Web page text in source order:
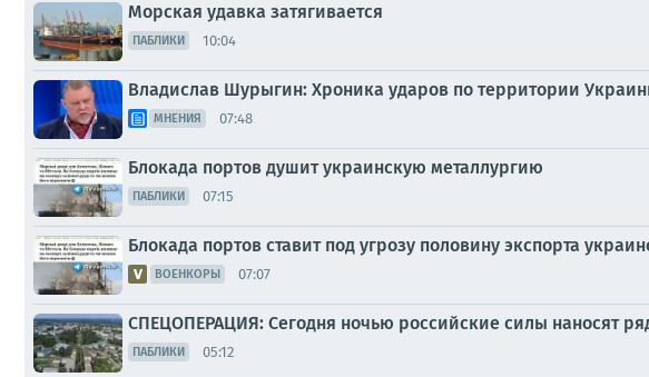
Морская удавка затягивается
ПАБЛИКИ 10:04
Владислав Шурыгин: Хроника ударов по территории Украины
МНЕНИЯ 07:48
Блокада портов душит украинскую металлургию
ПАБЛИКИ 07:15
Блокада портов ставит под угрозу половину экспорта
ВОЕНКОРЫ 07:07
СПЕЦОПЕРАЦИЯ: Сегодня ночью российские силы наносят
ПАБЛИКИ 05:12